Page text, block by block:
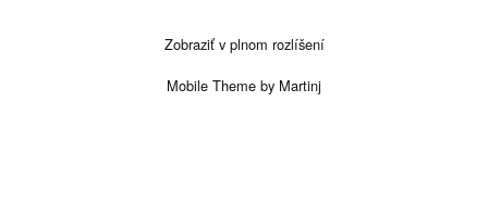
Zobraziť v plnom rozlíšení
Mobile Theme by Martinj